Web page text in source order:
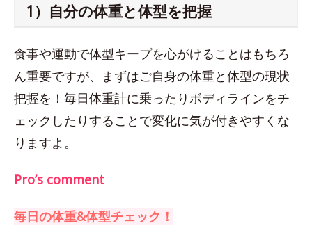
1）自分の体重と体型を把握
食事や運動で体型キープを心がけることはもちろ
ん重要ですが、まずはご自身の体重と体型の現状
把握を！毎日体重計に乗ったりボディラインをチ
ェックしたりすることで変化に気が付きやすくな
りますよ。
Pro’s comment
毎日の体重&体型チェック！